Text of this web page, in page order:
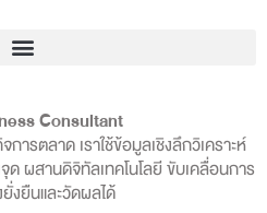
Consultant
รตลาด เราใช้ข้อมูลเชิงลึกวิเคราะห์
ผสานดิจิทัลเทคโนโลยี ขับเคลื่อนการ
งยืนและวัดผลได้